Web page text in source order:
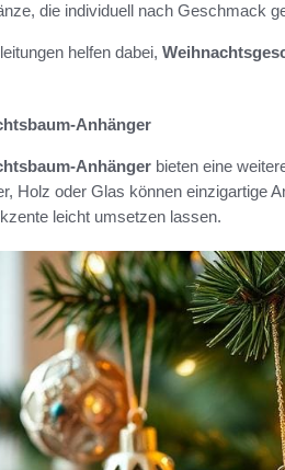
die individuell nach Geschmack
helfen dabei,
Anhänger
Anhänger bieten eine
Holz oder Glas können einzigartige
leicht umsetzen lassen.